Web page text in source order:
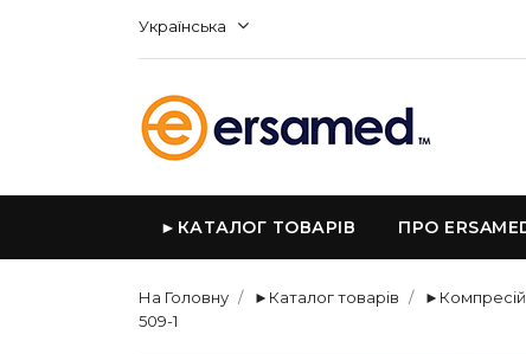
Українська
►КАТАЛОГ ТОВАРІВ ПРО
На Головну ►Каталог товарів
509-1